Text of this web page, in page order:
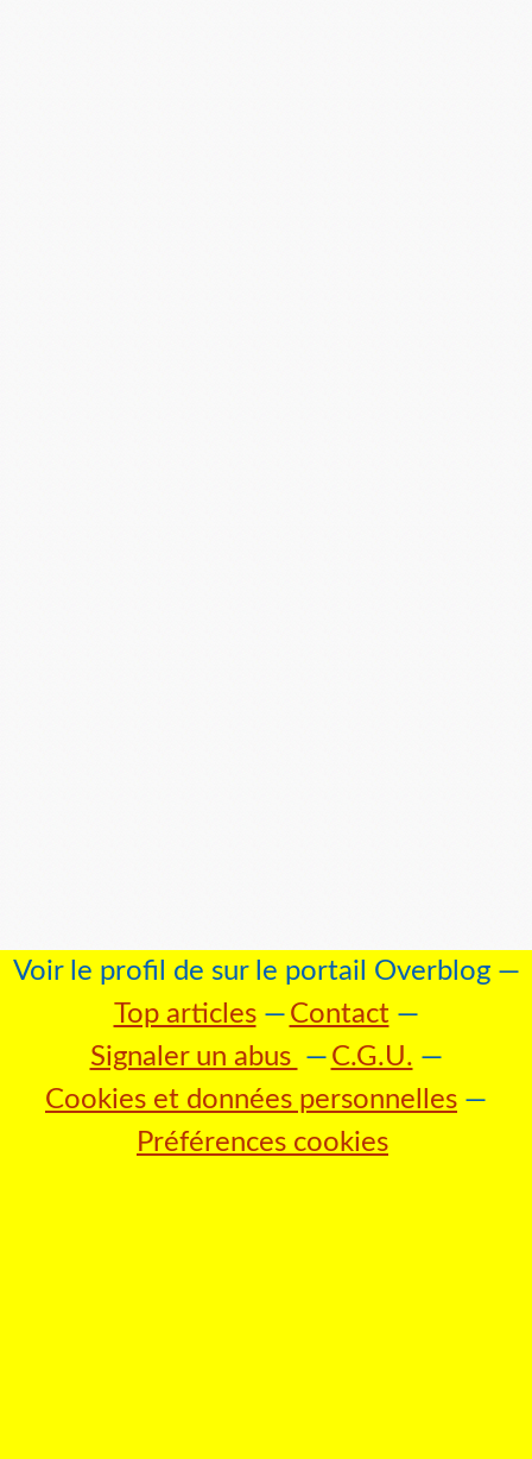
Voir le profil de sur le portail Overblog
Top articles
Contact
Signaler un abus
C.G.U.
Cookies et données personnelles
Préférences cookies